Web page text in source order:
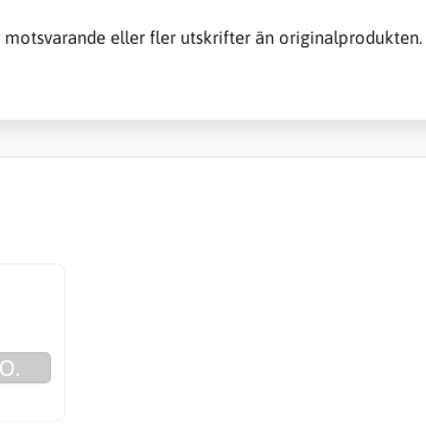
eller fler utskrifter än originalprodukten.